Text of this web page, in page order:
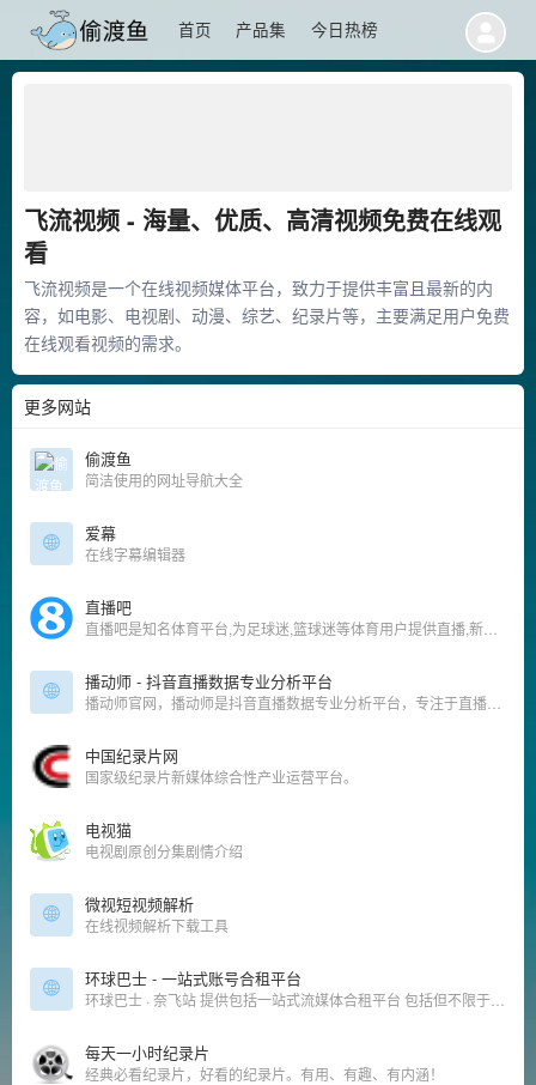
首页 产品集 今日热榜
飞流视频 - 海量、优质、高清视频免费在线观
看
飞流视频是一个在线视频媒体平台，致力于提供丰富且最新的内
容，如电影、电视剧、动漫、综艺、纪录片等，主要满足用户免费
在线观看视频的需求。
更多网站
偷渡鱼
简洁使用的网址导航大全
爱幕
在线字幕编辑器
直播吧
播动师 - 抖音直播数据专业分析平台
中国纪录片网
国家级纪录片新媒体综合性产业运营平台。
电视猫
电视剧原创分集剧情介绍
微视短视频解析
在线视频解析下载工具
环球巴士 - 一站式账号合租平台
每天一小时纪录片
经典必看纪录片，好看的纪录片。有用、有趣、有内涵！